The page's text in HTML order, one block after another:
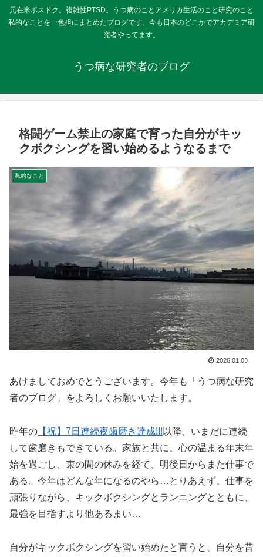
元在米ポスドク。複雑性PTSD。うつ病のことアメリカ生活のこと研究のこと
私的なことを一色担にまとめたブログです。今も日本のどこかでアカデミア研
究者やってます。
うつ病な研究者のブログ
格闘ゲーム禁止の家庭で育った自分がキッ
クボクシングを習い始めるようなるまで
私的なこと
2026.01.03
あけましておめでとうございます。今年も「うつ病な研究
者のブログ」をよろしくお願いいたします。
昨年の 【祝】7日連続夜歯磨き達成!!! 以降、いまだに連続
して歯磨きもできている。家族と共に、心の温まる年末年
始を過ごし、束の間の休みを経て、明後日からまた仕事で
ある。今年はどんな年になるのやら…とりあえず、仕事を
頑張りながら、キックボクシングとランニングとともに、
最強を目指すより他あるまい…
自分がキックボクシングを習い始めたと言うと、自分を昔